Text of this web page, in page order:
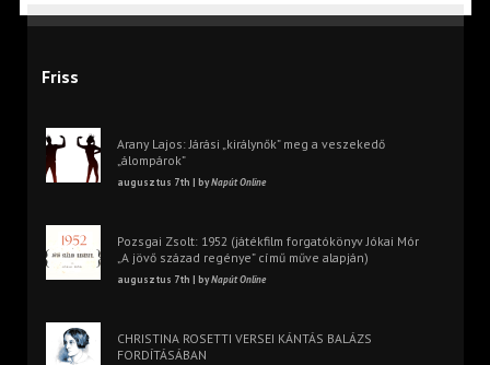
Friss
Arany Lajos: Járási „királynők” meg a veszekedő
„álompárok”
augusztus 7th | byNapút Online
Pozsgai Zsolt: 1952 (játékfilm forgatókönyv Jókai Mór
„A jövő század regénye” című műve alapján)
augusztus 7th | byNapút Online
CHRISTINA ROSETTI VERSEI KÁNTÁS BALÁZS
FORDÍTÁSÁBAN